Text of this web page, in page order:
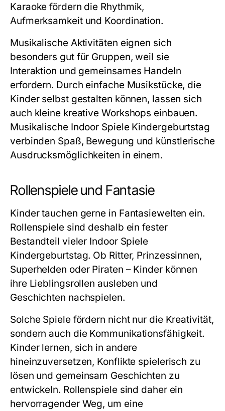
Karaoke fördern die Rhythmik,
Aufmerksamkeit und Koordination.
Musikalische Aktivitäten eignen sich
besonders gut für Gruppen, weil sie
Interaktion und gemeinsames Handeln
erfordern. Durch einfache Musikstücke, die
Kinder selbst gestalten können, lassen sich
auch kleine kreative Workshops einbauen.
Musikalische Indoor Spiele Kindergeburtstag
verbinden Spaß, Bewegung und künstlerische
Ausdrucksmöglichkeiten in einem.
Rollenspiele und Fantasie
Kinder tauchen gerne in Fantasiewelten ein.
Rollenspiele sind deshalb ein fester
Bestandteil vieler Indoor Spiele
Kindergeburtstag. Ob Ritter, Prinzessinnen,
Superhelden oder Piraten – Kinder können
ihre Lieblingsrollen ausleben und
Geschichten nachspielen.
Solche Spiele fördern nicht nur die Kreativität,
sondern auch die Kommunikationsfähigkeit.
Kinder lernen, sich in andere
hineinzuversetzen, Konflikte spielerisch zu
lösen und gemeinsam Geschichten zu
entwickeln. Rollenspiele sind daher ein
hervorragender Weg, um eine